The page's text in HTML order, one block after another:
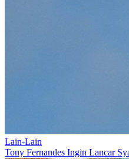
Lain-Lain
Tony Fernandes Ingin Lancar